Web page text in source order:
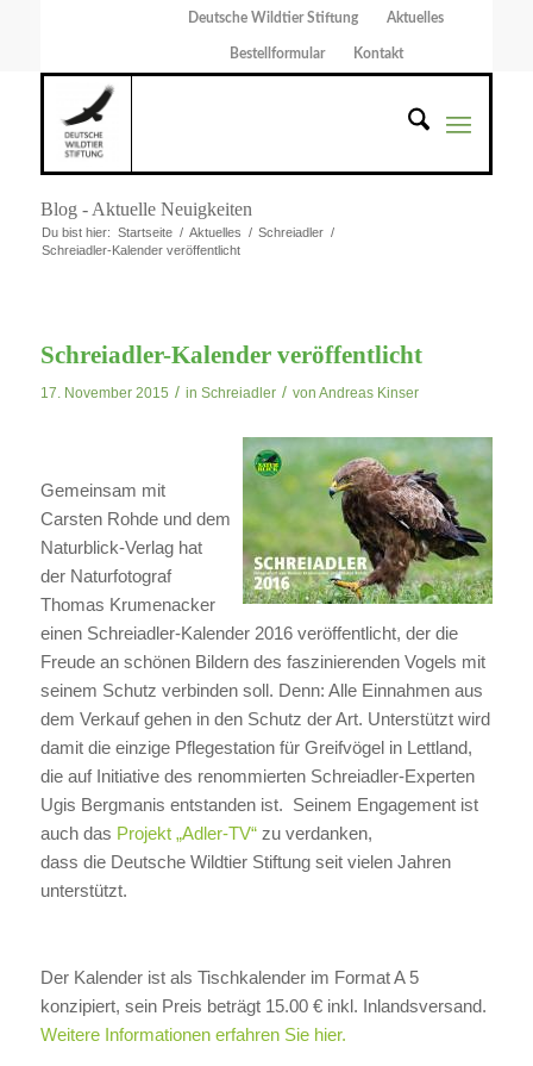
Deutsche Wildtier Stiftung Aktuelles
Bestellformular Kontakt
Blog - Aktuelle Neuigkeiten
Du bist hier: Startseite / Aktuelles / Schreiadler /
Schreiadler-Kalender veröffentlicht
Schreiadler-Kalender veröffentlicht
17. November 2015 / in Schreiadler / von Andreas Kinser
Gemeinsam mit
Carsten Rohde und dem
Naturblick-Verlag hat
der Naturfotograf
Thomas Krumenacker
einen Schreiadler-Kalender 2016 veröffentlicht, der die
Freude an schönen Bildern des faszinierenden Vogels mit
seinem Schutz verbinden soll. Denn: Alle Einnahmen aus
dem Verkauf gehen in den Schutz der Art. Unterstützt wird
damit die einzige Pflegestation für Greifvögel in Lettland,
die auf Initiative des renommierten Schreiadler-Experten
Ugis Bergmanis entstanden ist. Seinem Engagement ist
auch das Projekt „Adler-TV“zu verdanken,
dass die Deutsche Wildtier Stiftung seit vielen Jahren
unterstützt.
Der Kalender ist als Tischkalender im Format A 5
konzipiert, sein Preis beträgt 15.00 € inkl. Inlandsversand.
Weitere Informationen erfahren Sie hier.